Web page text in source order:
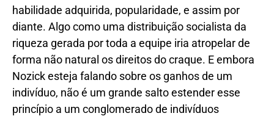
habilidade adquirida, popularidade, e assim por
diante. Algo como uma distribuição socialista da
riqueza gerada por toda a equipe iria atropelar de
forma não natural os direitos do craque. E embora
Nozick esteja falando sobre os ganhos de um
indivíduo, não é um grande salto estender esse
princípio a um conglomerado de indivíduos